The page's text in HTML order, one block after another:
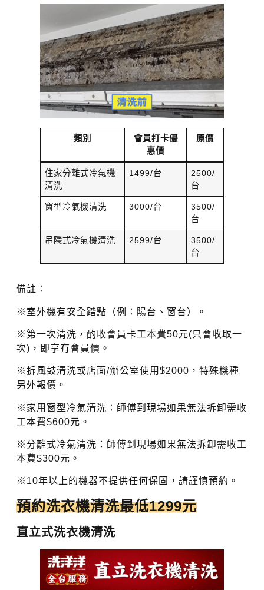
類別
會員打卡優
惠價
原價
住家分離式冷氣機
清洗
1499/台
2500/
台
窗型冷氣機清洗 3000/台
3500/
台
吊隱式冷氣機清洗 2599/台
3500/
台
備註：
※室外機有安全踏點（例：陽台、窗台）。
※第一次清洗，酌收會員卡工本費50元(只會收取一
次)，即享有會員價。
※拆風鼓清洗或店面/辦公室使用$2000，特殊機種
另外報價。
※家用窗型冷氣清洗：師傅到現場如果無法拆卸需收
工本費$600元。
※分離式冷氣清洗：師傅到現場如果無法拆卸需收工
本費$300元。
※10年以上的機器不提供任何保固，請謹慎預約。
預約洗衣機清洗最低1299元
直立式洗衣機清洗